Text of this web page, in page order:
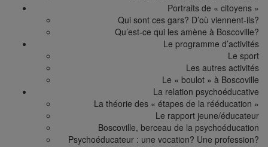
Portraits de « citoyens »
Qui sont ces gars? D’où viennent-ils?
Qu’est-ce qui les amène à Boscoville?
Le programme d’activités
Le sport
Les autres activités
Le « boulot » à Boscoville
La relation psychoéducative
La théorie des « étapes de la rééducation »
Le rapport jeune/éducateur
Boscoville, berceau de la psychoéducation
Psychoéducateur : une vocation? Une profession?